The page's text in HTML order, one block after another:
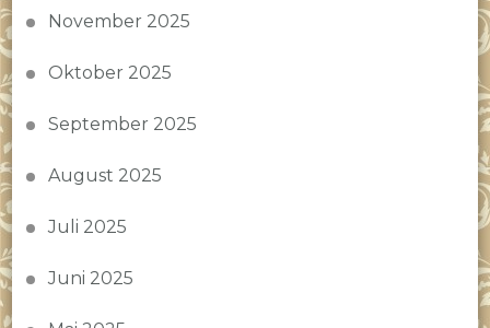
November 2025
Oktober 2025
September 2025
August 2025
Juli 2025
Juni 2025